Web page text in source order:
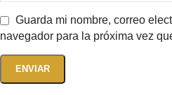
Guarda mi nombre, correo
navegador para la próxima vez